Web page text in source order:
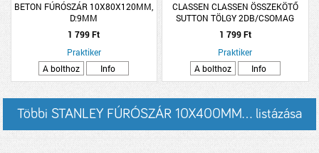
BETON FÚRÓSZÁR 10X80X120MM,
D:9MM
1 799 Ft
Praktiker
A bolthoz
Info
CLASSEN CLASSEN ÖSSZEKÖTŐ
SUTTON TÖLGY 2DB/CSOMAG
D031C
1 799 Ft
Praktiker
A bolthoz
Info
Többi STANLEY FÚRÓSZÁR 10X400MM... listázása